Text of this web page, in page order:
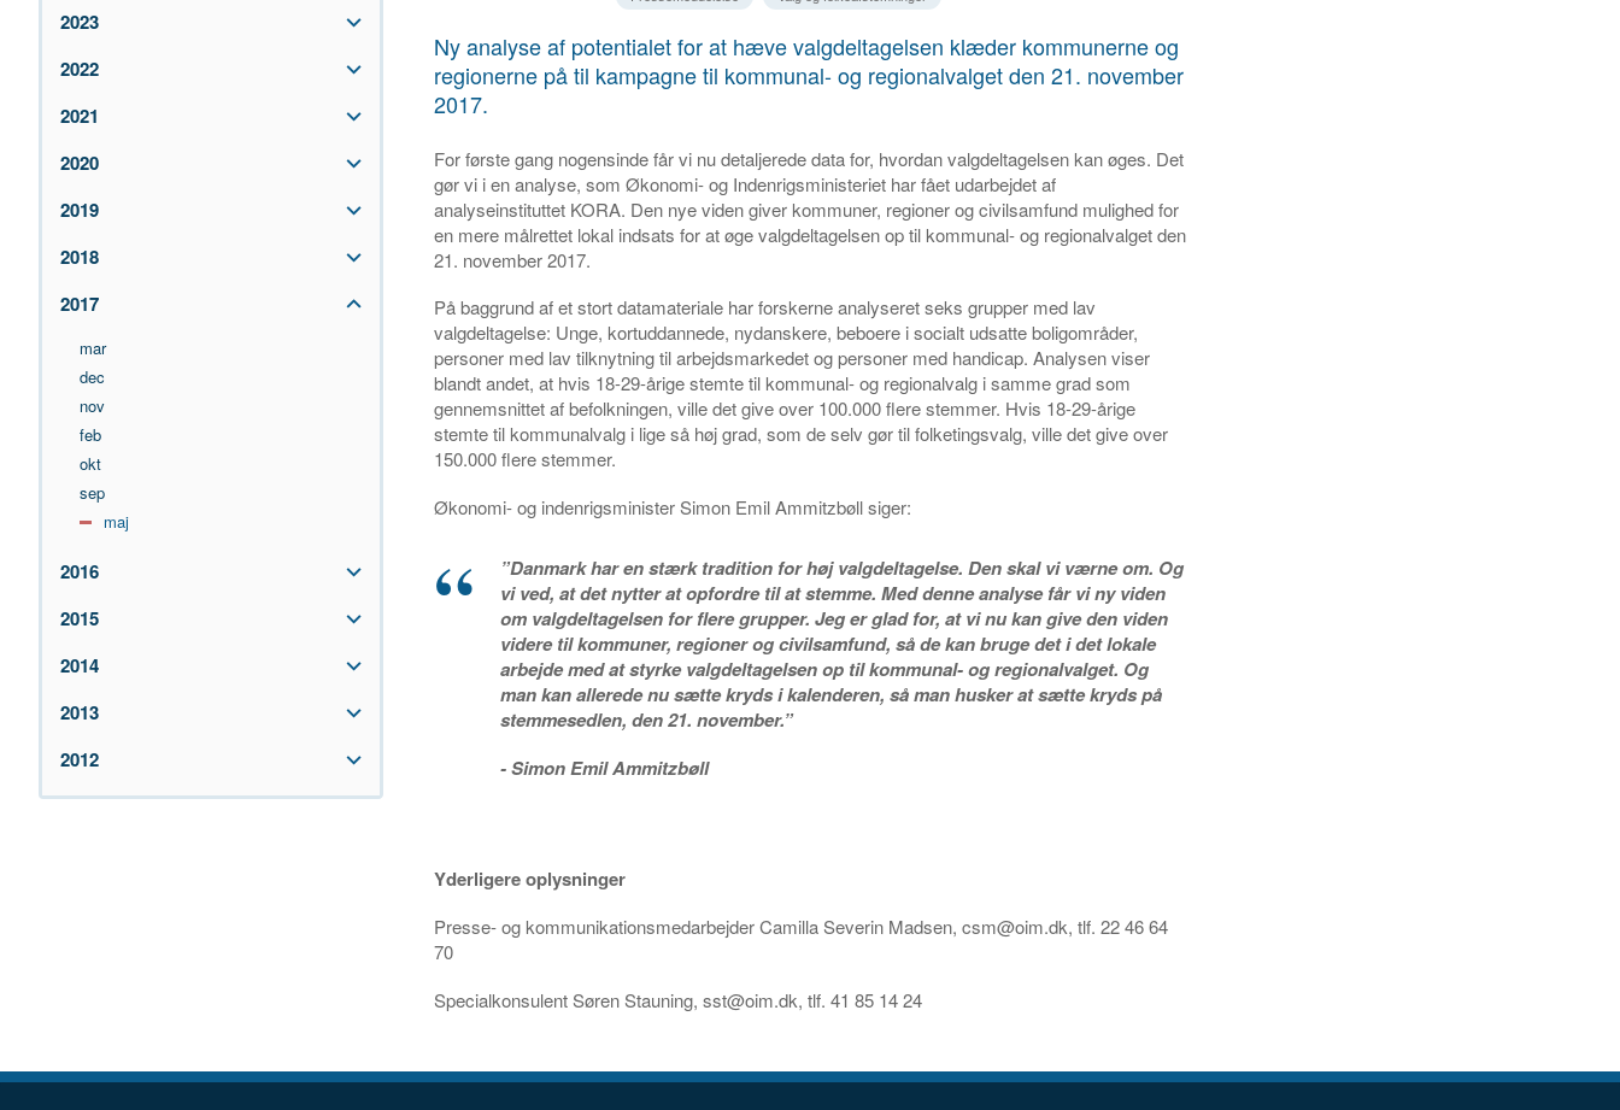
2023
2022
2021
2020
2019
2018
2017
mar
dec
nov
feb
okt
sep
maj
2016
2015
2014
2013
2012
Ny analyse af potentialet for at hæve valgdeltagelsen klæder kommunerne og
regionerne på til kampagne til kommunal- og regionalvalget den 21. november
2017.
For første gang nogensinde får vi nu detaljerede data for, hvordan valgdeltagelsen kan øges. Det
gør vi i en analyse, som Økonomi- og Indenrigsministeriet har fået udarbejdet af
analyseinstituttet KORA. Den nye viden giver kommuner, regioner og civilsamfund mulighed for
en mere målrettet lokal indsats for at øge valgdeltagelsen op til kommunal- og regionalvalget den
21. november 2017.
På baggrund af et stort datamateriale har forskerne analyseret seks grupper med lav
valgdeltagelse: Unge, kortuddannede, nydanskere, beboere i socialt udsatte boligområder,
personer med lav tilknytning til arbejdsmarkedet og personer med handicap. Analysen viser
blandt andet, at hvis 18-29-årige stemte til kommunal- og regionalvalg i samme grad som
gennemsnittet af befolkningen, ville det give over 100.000 flere stemmer. Hvis 18-29-årige
stemte til kommunalvalg i lige så høj grad, som de selv gør til folketingsvalg, ville det give over
150.000 flere stemmer.
Økonomi- og indenrigsminister Simon Emil Ammitzbøll siger:
”Danmark har en stærk tradition for høj valgdeltagelse. Den skal vi værne om. Og
vi ved, at det nytter at opfordre til at stemme. Med denne analyse får vi ny viden
om valgdeltagelsen for flere grupper. Jeg er glad for, at vi nu kan give den viden
videre til kommuner, regioner og civilsamfund, så de kan bruge det i det lokale
arbejde med at styrke valgdeltagelsen op til kommunal- og regionalvalget. Og
man kan allerede nu sætte kryds i kalenderen, så man husker at sætte kryds på
stemmesedlen, den 21. november.”
- Simon Emil Ammitzbøll
Yderligere oplysninger
Presse- og kommunikationsmedarbejder Camilla Severin Madsen, csm@oim.dk, tlf. 22 46 64
70
Specialkonsulent Søren Stauning, sst@oim.dk, tlf. 41 85 14 24